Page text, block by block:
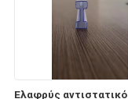
Ελαφρύς